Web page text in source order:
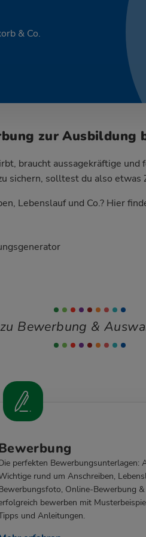
& Co.
zur Ausbildung
braucht aussagekräftige
sichern, solltest du also etwas
Lebenslauf und Co.? Hier
Bewerbung &
perfekten Bewerbungsunterlagen:
rund um Anschreiben,
Online-Bewerbung &
bewerben mit
und Anleitungen.